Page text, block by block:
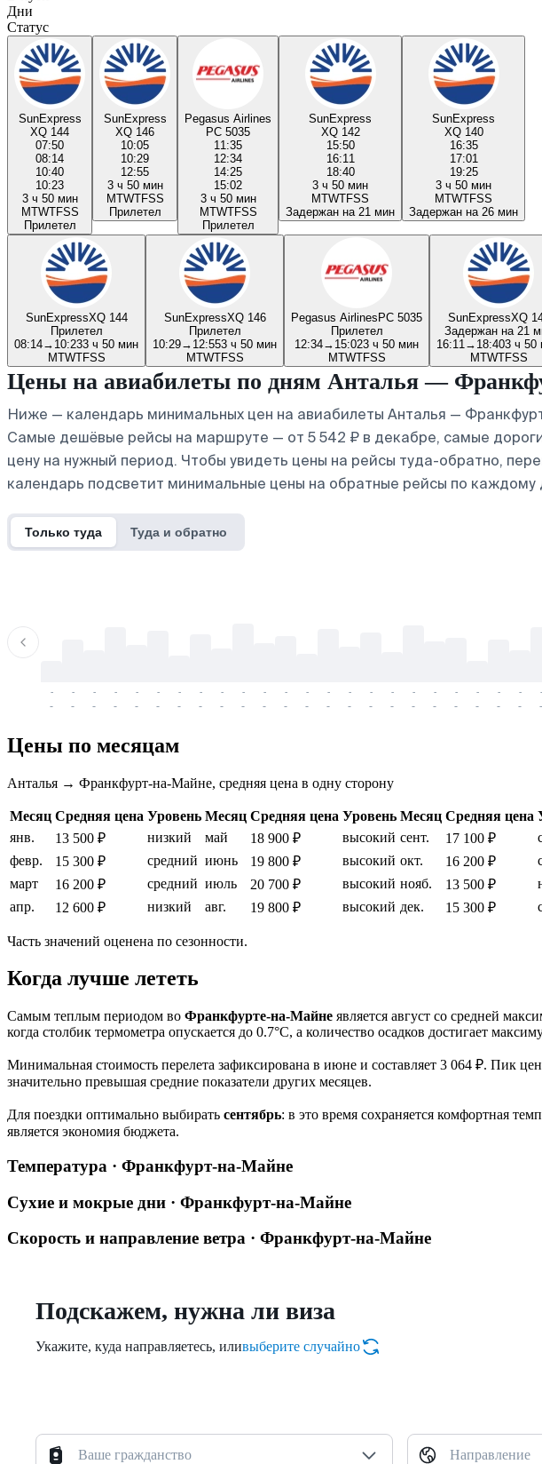
Дни
Статус
SunExpress
XQ 144
07:50
08:14
10:40
10:23
3 ч 50 мин
MTWTFSS
Прилетел
SunExpress
XQ 146
10:05
10:29
12:55
3 ч 50 мин
MTWTFSS
Прилетел
Pegasus Airlines
PC 5035
11:35
12:34
14:25
15:02
3 ч 50 мин
MTWTFSS
Прилетел
SunExpress
XQ 142
15:50
16:11
18:40
3 ч 50 мин
MTWTFSS
Задержан на 21 мин
SunExpress
XQ 140
16:35
17:01
19:25
3 ч 50 мин
MTWTFSS
Задержан на 26 мин
SunExpressXQ 144
Прилетел
08:14→ 10:233 ч 50 мин
MTWTFSS
SunExpressXQ 146
Прилетел
10:29→ 12:553 ч 50 мин
MTWTFSS
Pegasus AirlinesPC 5035
Прилетел
12:34→ 15:023 ч 50 мин
MTWTFSS
SunExpressXQ
Задержан на 21
16:11 → 18:403 ч 50
MTWTFSS
Цены на авиабилеты по дням Анталья —
Ниже — календарь минимальных цен на авиабилеты Анталья —
Самые дешёвые рейсы на маршруте — от 5 542 ₽ в декабре, самые
цену на нужный период. Чтобы увидеть цены на рейсы туда-обратно,
календарь подсветит минимальные цены на обратные рейсы по каждому
Только туда Туда и обратно
-
-
-
-
-
-
-
-
-
-
-
-
-
-
-
-
-
-
-
-
-
-
-
-
-
-
-
-
-
-
-
-
-
-
-
-
-
-
-
-
-
-
-
-
-
-
-
-
Цены по месяцам
Анталья → Франкфурт-на-Майне, средняя цена в одну сторону
Месяц Средняя цена Уровень Месяц Средняя цена Уровень Месяц Средняя цена
янв.
13 500 ₽ низкий май 18 900 ₽ высокий сент. 17 100 ₽
февр.
15 300 ₽ средний июнь 19 800 ₽ высокий окт. 16 200 ₽
март
16 200 ₽ средний июль 20 700 ₽ высокий нояб. 13 500 ₽
апр.
12 600 ₽ низкий авг. 19 800 ₽ высокий дек. 15 300 ₽
Часть значений оценена по сезонности.
Когда лучше лететь
Самым теплым периодом во Франкфурте-на-Майне является август со средней
когда столбик термометра опускается до 0.7°C, а количество осадков достигает
Минимальная стоимость перелета зафиксирована в июне и составляет 3 064 ₽. Пик
значительно превышая средние показатели других месяцев.
Для поездки оптимально выбирать сентябрь: в это время сохраняется комфортная
является экономия бюджета.
Температура · Франкфурт-на-Майне
Сухие и мокрые дни · Франкфурт-на-Майне
Скорость и направление ветра · Франкфурт-на-Майне
Подскажем, нужна ли виза
Укажите, куда направляетесь, иливыберите случайно
Ваше гражданство Направление